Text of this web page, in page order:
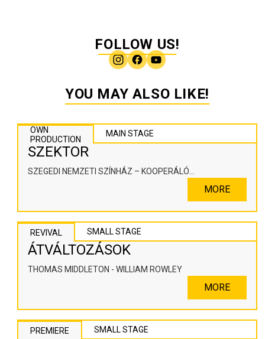
FOLLOW US!
YOU MAY ALSO LIKE!
OWN
PRODUCTION
MAIN STAGE
SZEKTOR
SZEGEDI NEMZETI SZÍNHÁZ – KOOPERÁLÓ
MORE
REVIVAL SMALL STAGE
ÁTVÁLTOZÁSOK
THOMAS MIDDLETON - WILLIAM ROWLEY
MORE
PREMIERE SMALL STAGE